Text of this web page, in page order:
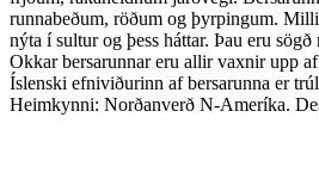
runnabeðum, röðum og þyrpingum.
nýta í sultur og þess háttar. Þau eru
Okkar bersarunnar eru allir vaxnir upp
Íslenski efniviðurinn af bersarunna er
Heimkynni: Norðanverð N-Ameríka.